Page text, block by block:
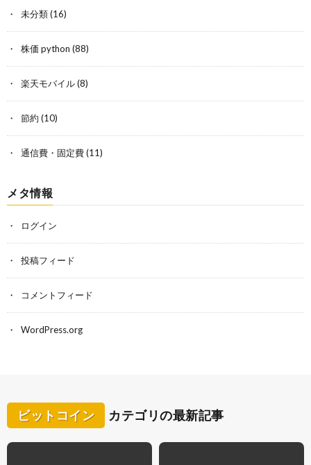
未分類(16)
株価 python (88)
楽天モバイル(8)
節約 (10)
通信費・固定費(11)
メタ情報
ログイン
投稿フィード
コメントフィード
WordPress.org
ビットコイン カテゴリの最新記事